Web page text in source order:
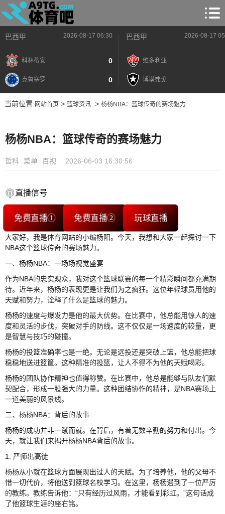
巴西甲 2026-08-17 06:30
科林蒂安 0
克鲁塞罗 0
巴西甲 2026-08-17
维多利亚
博塔弗戈
当前位置: 网站首页> 篮球资讯> 杨杨NBA：篮球传奇的赛场魅力
杨杨NBA：篮球传奇的赛场魅力
哲科 菜单 百视 2026-06-03 16:30:56
直播信号
免费直播① 免费直播② 玩球直播
大家好，我是体育网站的小编杨阳。今天，我想和大家一起探讨一下
NBA这个篮球传奇的赛场魅力。
一、杨杨NBA：一场场视觉盛宴
作为NBA的忠实观众，我对这个篮球联赛的每一个精彩瞬间都充满期
待。近年来，杨杨的表现更是让我们为之疯狂。这位年轻球员用他的
天赋和努力，诠释了什么是篮球的魅力。
杨杨的速度与爆发力是他的最大优势。在比赛中，他总能用惊人的速
度和灵活的步伐，突破对手的防线。这不仅仅是一场速度的较量，更
是智慧与技巧的碰撞。
杨杨的投篮准确率也是一绝。无论是远投还是突破上篮，他总能把球
稳稳地送进篮筐。这种精准的投篮，让人不得不为他的天赋喝彩。
杨杨的团队协作精神也值得称赞。在比赛中，他总是能够与队友们默
契配合，形成一股强大的力量。这种团结协作的精神，是NBA赛场上
一道美丽的风景线。
二、杨杨NBA：背后的故事
杨杨的成功并非一蹴而就。在背后，有着无数辛勤的努力和付出。今
天，就让我们来揭开杨杨NBA背后的故事。
1. 严师出高徒
杨杨从小就在篮球方面展现出过人的天赋。为了培养他，他的父母不
惜一切代价，将他送到篮球名校学习。在这里，杨杨遇到了一位严厉
的教练。教练告诉他：“只有经历过风雨，才能看到彩虹。”这句话成
了他篮球生涯的座右铭。